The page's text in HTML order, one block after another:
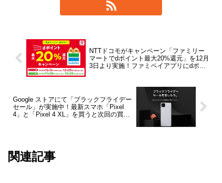
NTTドコモがキャンペーン「ファミリー
マートでdポイント最大20%還元」を12月
3日より実施！ファミペイアプリにdポイ
Google ストアにて「ブラックフライデー
セール」が実施中！最新スマホ「Pixel
4」と「Pixel 4 XL」を買うと次回の買い
関連記事